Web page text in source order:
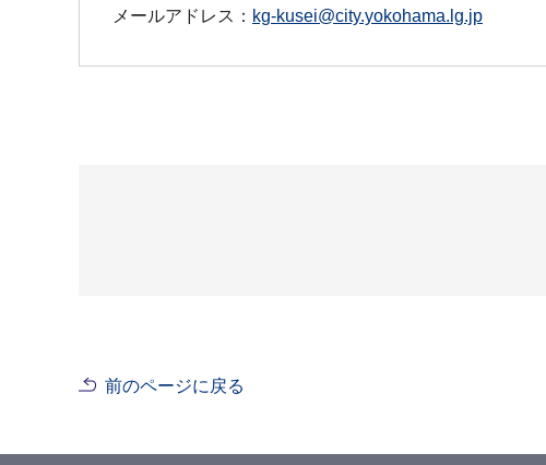
メールアドレス： kg-kusei@city.yokohama.lg.jp
前のページに戻る